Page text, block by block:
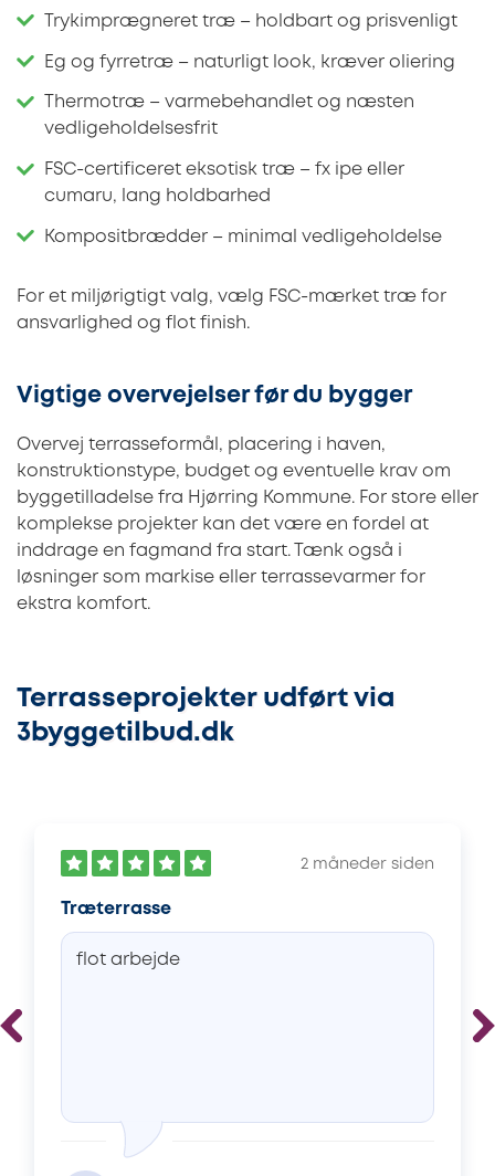
Trykimprægneret træ – holdbart og prisvenligt
Eg og fyrretræ – naturligt look, kræver oliering
Thermotræ – varmebehandlet og næsten
vedligeholdelsesfrit
FSC-certificeret eksotisk træ – fx ipe eller
cumaru, lang holdbarhed
Kompositbrædder – minimal vedligeholdelse
For et miljørigtigt valg, vælg FSC-mærket træ for
ansvarlighed og flot finish.
Vigtige overvejelser før du bygger
Overvej terrasseformål, placering i haven,
konstruktionstype, budget og eventuelle krav om
byggetilladelse fra Hjørring Kommune. For store eller
komplekse projekter kan det være en fordel at
inddrage en fagmand fra start. Tænk også i
løsninger som markise eller terrassevarmer for
ekstra komfort.
Terrasseprojekter udført via
3byggetilbud.dk
2 måneder siden
Træterrasse
flot arbejde